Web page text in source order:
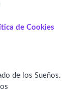
de Cookies
de los Sueños.